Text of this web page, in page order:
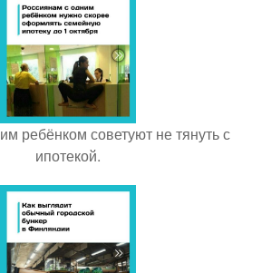
ребёнком советуют не тянуть с
ипотекой.